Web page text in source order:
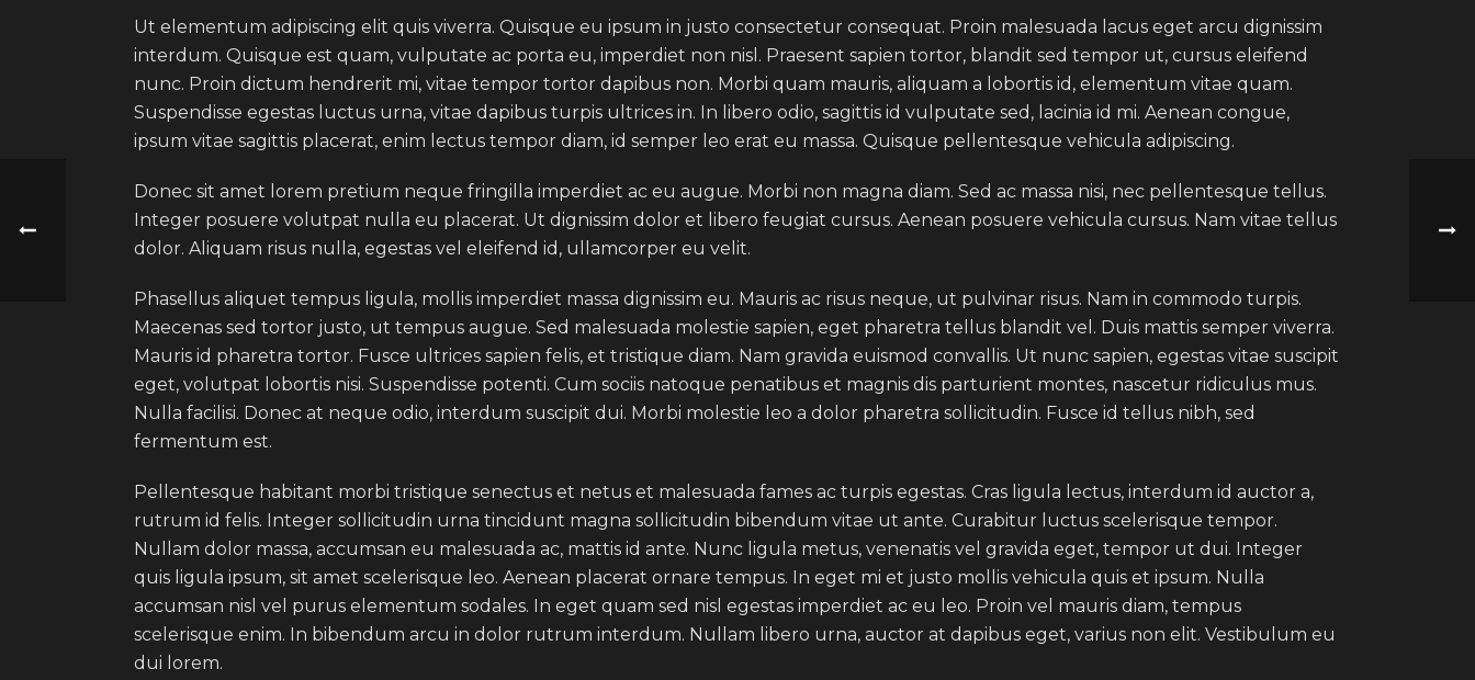
Ut elementum adipiscing elit quis viverra. Quisque eu ipsum in justo consectetur consequat. Proin malesuada lacus eget arcu dignissim
interdum. Quisque est quam, vulputate ac porta eu, imperdiet non nisl. Praesent sapien tortor, blandit sed tempor ut, cursus eleifend
nunc. Proin dictum hendrerit mi, vitae tempor tortor dapibus non. Morbi quam mauris, aliquam a lobortis id, elementum vitae quam.
Suspendisse egestas luctus urna, vitae dapibus turpis ultrices in. In libero odio, sagittis id vulputate sed, lacinia id mi. Aenean congue,
ipsum vitae sagittis placerat, enim lectus tempor diam, id semper leo erat eu massa. Quisque pellentesque vehicula adipiscing.
Donec sit amet lorem pretium neque fringilla imperdiet ac eu augue. Morbi non magna diam. Sed ac massa nisi, nec pellentesque tellus.
Integer posuere volutpat nulla eu placerat. Ut dignissim dolor et libero feugiat cursus. Aenean posuere vehicula cursus. Nam vitae tellus
dolor. Aliquam risus nulla, egestas vel eleifend id, ullamcorper eu velit.
Phasellus aliquet tempus ligula, mollis imperdiet massa dignissim eu. Mauris ac risus neque, ut pulvinar risus. Nam in commodo turpis.
Maecenas sed tortor justo, ut tempus augue. Sed malesuada molestie sapien, eget pharetra tellus blandit vel. Duis mattis semper viverra.
Mauris id pharetra tortor. Fusce ultrices sapien felis, et tristique diam. Nam gravida euismod convallis. Ut nunc sapien, egestas vitae suscipit
eget, volutpat lobortis nisi. Suspendisse potenti. Cum sociis natoque penatibus et magnis dis parturient montes, nascetur ridiculus mus.
Nulla facilisi. Donec at neque odio, interdum suscipit dui. Morbi molestie leo a dolor pharetra sollicitudin. Fusce id tellus nibh, sed
fermentum est.
Pellentesque habitant morbi tristique senectus et netus et malesuada fames ac turpis egestas. Cras ligula lectus, interdum id auctor a,
rutrum id felis. Integer sollicitudin urna tincidunt magna sollicitudin bibendum vitae ut ante. Curabitur luctus scelerisque tempor.
Nullam dolor massa, accumsan eu malesuada ac, mattis id ante. Nunc ligula metus, venenatis vel gravida eget, tempor ut dui. Integer
quis ligula ipsum, sit amet scelerisque leo. Aenean placerat ornare tempus. In eget mi et justo mollis vehicula quis et ipsum. Nulla
accumsan nisl vel purus elementum sodales. In eget quam sed nisl egestas imperdiet ac eu leo. Proin vel mauris diam, tempus
scelerisque enim. In bibendum arcu in dolor rutrum interdum. Nullam libero urna, auctor at dapibus eget, varius non elit. Vestibulum eu
dui lorem.